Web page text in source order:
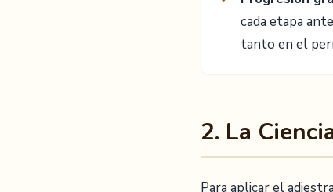
cada etapa
tanto en el
2. La
Para aplicar el